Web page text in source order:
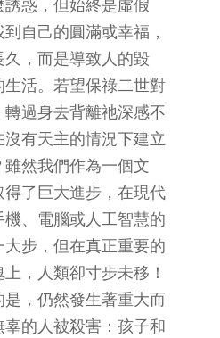
惑，但始終是虛假
自己的圓滿或幸福，
久，而是導致人的毀
活。若望保祿二世對
過身去背離祂深感不
有天主的情況下建立
然我們作為一個文
了巨大進步，在現代
、電腦或人工智慧的
步，但在真正重要的
，人類卻寸步未移！
，仍然發生著重大而
的人被殺害：孩子和